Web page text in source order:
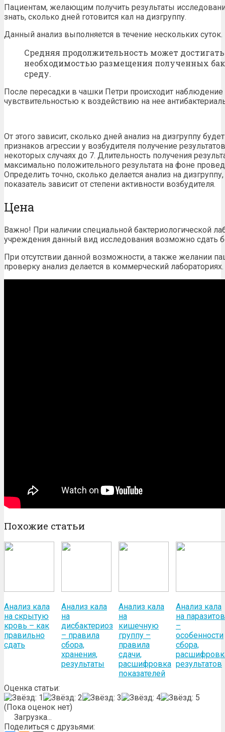
Пациентам, желающим получить результаты
знать, сколько дней готовится кал на дизгруппу.
Данный анализ выполняется в течение нескольких суток.
Средняя продолжительность может
необходимостью размещения полученных
среду.
После пересадки в чашки Петри происходит
чувствительностью к воздействию на нее
От этого зависит, сколько дней анализ на дизгруппу
признаков агрессии у возбудителя получение
некоторых случаях до 7. Длительность получения
максимально положительного результата на фоне
Определить точно, сколько делается анализ на
показатель зависит от степени активности возбудителя.
Цена
Важно! При наличии специальной бактериологической
учреждения данный вид исследования возможно сдать
При отсутствии данной возможности, а также желании
проверку анализ делается в коммерческий лабораториях.
Похожие статьи
Анализ кала
на скрытую
кровь – как
правильно
сдать
Анализ кала
на
дисбактериоз
– правила
сбора,
хранения,
результаты
Анализ кала
на
кишечную
группу –
правила
сдачи,
расшифровка
показателей
Анализ кала
на паразитов
–
особенности
сбора,
результатов
Оценка статьи:
(Пока оценок нет)
Загрузка...
Поделиться с друзьями: